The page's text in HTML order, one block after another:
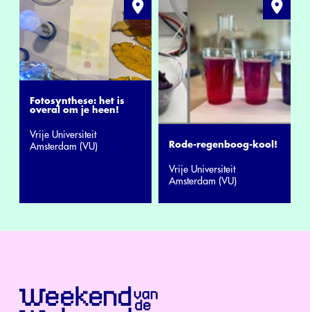
Fotosynthese: het is
overal om je heen!
Vrije Universiteit
Amsterdam (VU)
Rode-regenboog-kool!
Vrije Universiteit
Amsterdam (VU)